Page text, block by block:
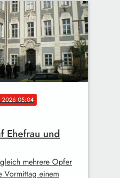
2026 05:04
Ehefrau und
mehrere Opfer
Vormittag einem